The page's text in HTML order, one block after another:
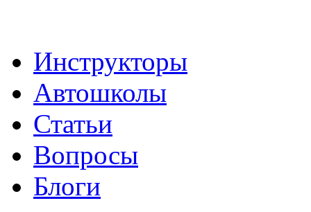
Инструкторы
Автошколы
Статьи
Вопросы
Блоги